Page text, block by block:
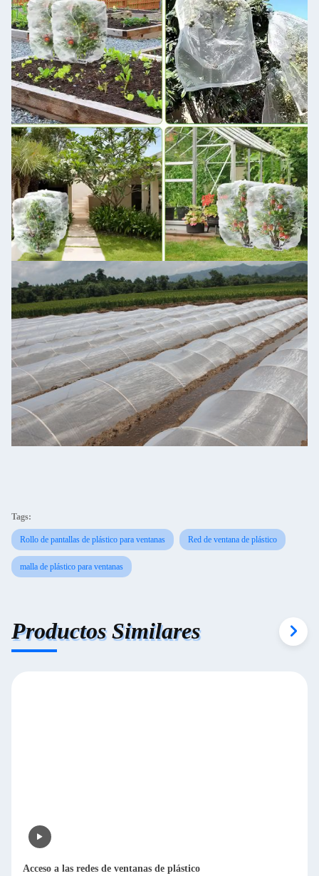
Tags:
Rollo de pantallas de plástico para ventanas Red de ventana de plástico
malla de plástico para ventanas
Productos Similares
Acceso a las redes de ventanas de plástico